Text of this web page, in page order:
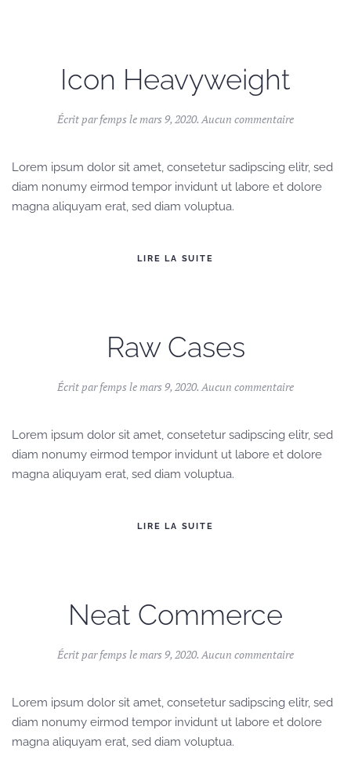
Icon Heavyweight
Écrit parfempslemars 9, 2020.Aucun commentairesur
Lorem ipsum dolor sit amet, consetetur sadipscing elitr, sed
diam nonumy eirmod tempor invidunt ut labore et dolore
magna aliquyam erat, sed diam voluptua.
LIRE LA SUITE
Raw Cases
Écrit parfempslemars 9, 2020.Aucun commentairesur
Lorem ipsum dolor sit amet, consetetur sadipscing elitr, sed
diam nonumy eirmod tempor invidunt ut labore et dolore
magna aliquyam erat, sed diam voluptua.
LIRE LA SUITE
Neat Commerce
Écrit parfempslemars 9, 2020.Aucun commentairesur
Lorem ipsum dolor sit amet, consetetur sadipscing elitr, sed
diam nonumy eirmod tempor invidunt ut labore et dolore
magna aliquyam erat, sed diam voluptua.